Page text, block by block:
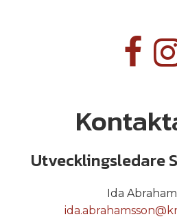
Utvecklingsledare
Ida